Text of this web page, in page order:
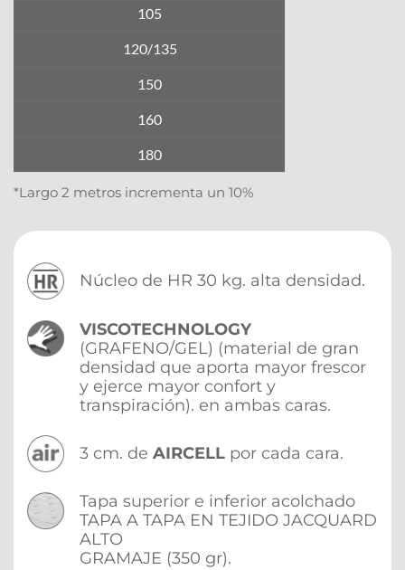
105
120/135
150
160
180
*Largo 2 metros incrementa un 10%
Núcleo de HR 30 kg. alta densidad.
VISCOTECHNOLOGY
(GRAFENO/GEL) (material de gran
densidad que aporta mayor frescor
y ejerce mayor confort y
transpiración). en ambas caras.
3 cm. de AIRCELL por cada cara.
Tapa superior e inferior acolchado
TAPA A TAPA EN TEJIDO JACQUARD
ALTO
GRAMAJE (350 gr).